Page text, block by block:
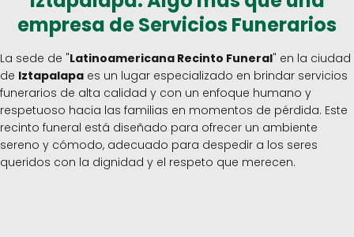
empresa de Servicios Funerarios
La sede de "Latinoamericana Recinto Funeral" en la ciudad
de Iztapalapa es un lugar especializado en brindar servicios
funerarios de alta calidad y con un enfoque humano y
respetuoso hacia las familias en momentos de pérdida. Este
recinto funeral está diseñado para ofrecer un ambiente
sereno y cómodo, adecuado para despedir a los seres
queridos con la dignidad y el respeto que merecen.